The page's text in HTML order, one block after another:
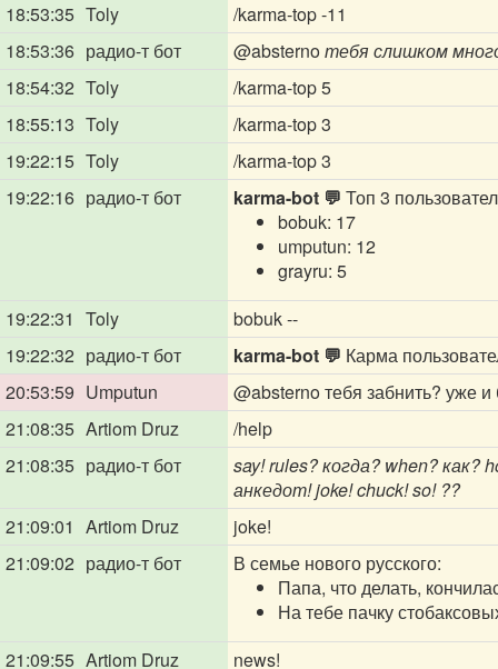
18:53:35 Toly
/karma-top -11
18:53:36 радио-т бот @absternoтебя слишком
18:54:32 Toly
/karma-top 5
18:55:13 Toly
/karma-top 3
19:22:15 Toly
/karma-top 3
19:22:16 радио-т бот karma-bot 💬 Топ 3
bobuk: 17
umputun: 12
grayru: 5
19:22:31 Toly
bobuk --
19:22:32 радио-т бот karma-bot 💬 Карма
20:53:59 Umputun @absternoтебя забнить? уже
21:08:35 Artiom Druz
/help
21:08:35 радио-т бот
say! rules? когда? when? как?
анкедот! joke! chuck! so! ??
21:09:01 Artiom Druz
joke!
21:09:02 радио-т бот
В семье нового русского:
Папа, что делать,
На тебе пачку
21:09:55 Artiom Druz
news!